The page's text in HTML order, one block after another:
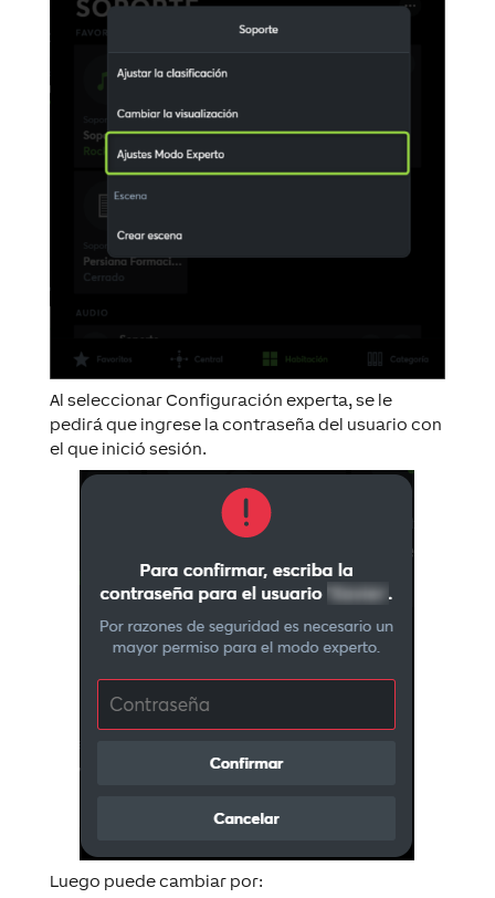
Al seleccionar Configuración experta, se le
pedirá que ingrese la contraseña del usuario con
el que inició sesión.
Luego puede cambiar por: